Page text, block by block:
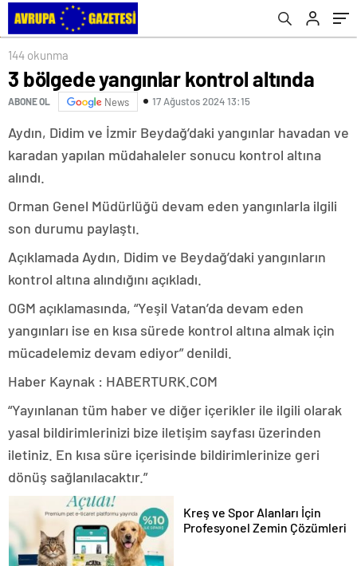
144 okunma
3 bölgede yangınlar kontrol altında
ABONE OL News 17 Ağustos 2024 13:15
Aydın, Didim ve İzmir Beydağ’daki yangınlar havadan ve
karadan yapılan müdahaleler sonucu kontrol altına
alındı.
Orman Genel Müdürlüğü devam eden yangınlarla ilgili
son durumu paylaştı.
Açıklamada Aydın, Didim ve Beydağ’daki yangınların
kontrol altına alındığını açıkladı.
OGM açıklamasında, “Yeşil Vatan’da devam eden
yangınları ise en kısa sürede kontrol altına almak için
mücadelemiz devam ediyor” denildi.
Haber Kaynak : HABERTURK.COM
“Yayınlanan tüm haber ve diğer içerikler ile ilgili olarak
yasal bildirimlerinizi bize iletişim sayfası üzerinden
iletiniz. En kısa süre içerisinde bildirimlerinize geri
dönüş sağlanılacaktır.”
Kreş ve Spor Alanları İçin
Profesyonel Zemin Çözümleri